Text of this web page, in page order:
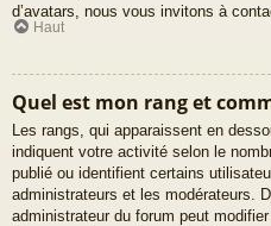
d’avatars, nous vous invitons à
Haut
Quel est mon rang et
Les rangs, qui apparaissent en
indiquent votre activité selon le
publié ou identifient certains
administrateurs et les modérateurs.
administrateur du forum peut